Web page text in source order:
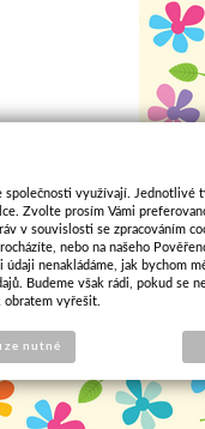
společnosti využívají. Jednotlivé
Zvolte prosím Vámi
v souvislosti se zpracováním
nebo na našeho
nenakládáme, jak bychom
Budeme však rádi, pokud se
obratem vyřešit.
nutné